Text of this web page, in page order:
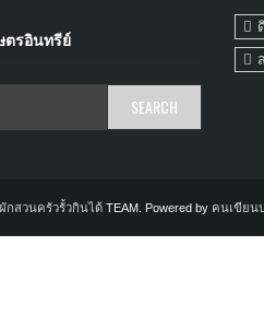
ตรอินทรีย์
กสวนครัวรั้วกินได้ TEAM. Powered by คนเขียน